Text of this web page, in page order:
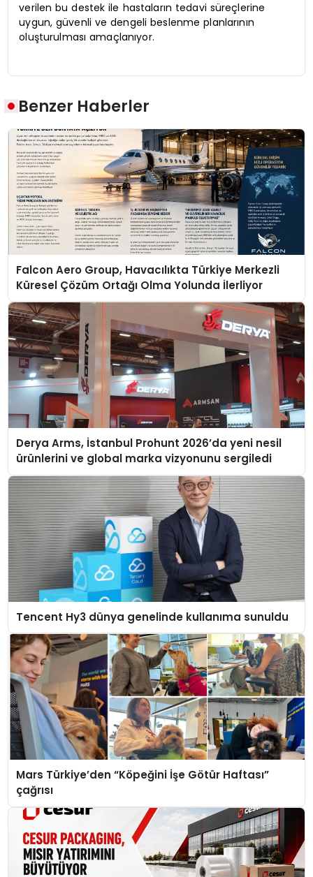
verilen bu destek ile hastaların tedavi süreçlerine
uygun, güvenli ve dengeli beslenme planlarının
oluşturulması amaçlanıyor.
Benzer Haberler
Falcon Aero Group, Havacılıkta Türkiye Merkezli
Küresel Çözüm Ortağı Olma Yolunda İlerliyor
Derya Arms, İstanbul Prohunt 2026’da yeni nesil
ürünlerini ve global marka vizyonunu sergiledi
Tencent Hy3 dünya genelinde kullanıma sunuldu
Mars Türkiye’den “Köpeğini İşe Götür Haftası”
çağrısı